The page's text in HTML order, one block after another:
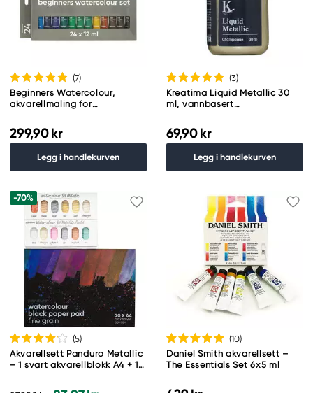
(7)
Beginners Watercolour,
akvarellmaling for
299,90 kr
Legg i handlekurven
(3)
Kreatima Liquid Metallic 30
ml, vannbasert
69,90 kr
Legg i handlekurven
-70%
(5)
Akvarellsett Panduro Metallic
– 1 svart akvarellblokk A4 + 12
(10)
Daniel Smith akvarellsett –
The Essentials Set 6x5 ml